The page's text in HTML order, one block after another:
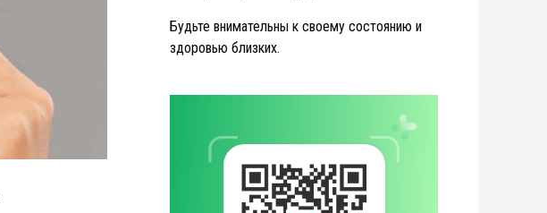
Будьте внимательны к своему состоянию и
здоровью близких.